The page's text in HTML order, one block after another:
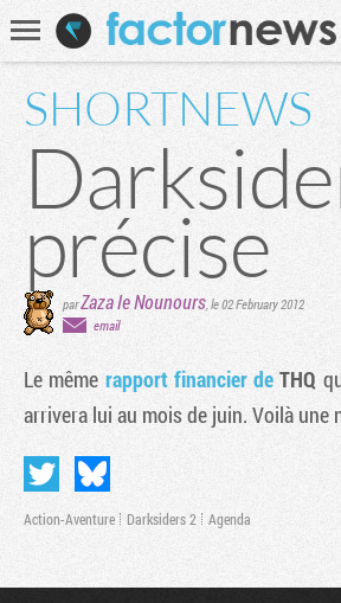
Recherche
SHORTNEWS
précise
parZaza le Nounours,le 02 February 2012
email
Le même rapport financier deTHQ
arrivera lui au mois de juin. Voilà une
Action-Aventure Darksiders 2 Agenda